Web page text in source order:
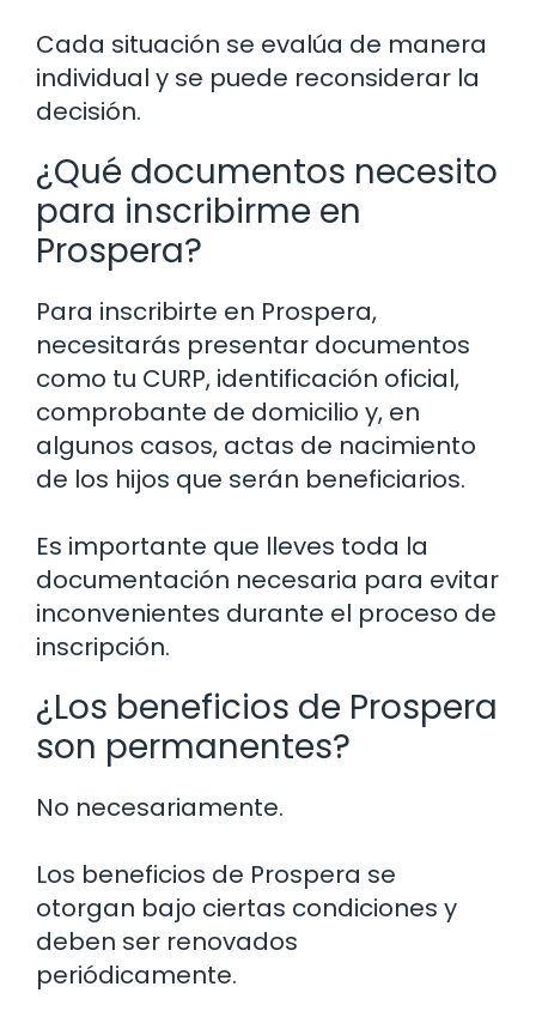
Cada situación se evalúa de manera
individual y se puede reconsiderar la
decisión.
¿Qué documentos necesito
para inscribirme en
Prospera?
Para inscribirte en Prospera,
necesitarás presentar documentos
como tu CURP, identificación oficial,
comprobante de domicilio y, en
algunos casos, actas de nacimiento
de los hijos que serán beneficiarios.
Es importante que lleves toda la
documentación necesaria para evitar
inconvenientes durante el proceso de
inscripción.
¿Los beneficios de Prospera
son permanentes?
No necesariamente.
Los beneficios de Prospera se
otorgan bajo ciertas condiciones y
deben ser renovados
periódicamente.